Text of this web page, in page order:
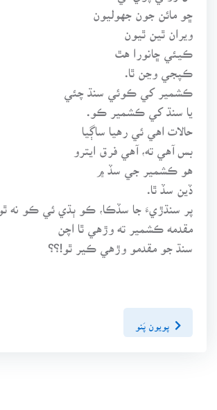
ڇو مائن جون جهوليون
ويران ٿين ٿيون
ڪيئي ڇانورا هٿ
ڪپجي وڃن ٿا.
ڪشمير کي ڪوئي سنڌ چئي
يا سنڌ کي ڪشمير ڪو.
حالات اهي ئي رهيا ساڳيا
بس آهي ته، آهي فرق ايترو
هو ڪشمير جي سڏ ۾
ڏين سڏ ٿا.
پر سنڌڙيءَ جا سڏڪا، ڪو ٻڌي ئي ڪو نه ٿو
مقدمه ڪشمير ته وڙهي ٿا اچن
سنڌ جو مقدمو وڙهي ڪير ٿو!؟؟
پويون پَنو